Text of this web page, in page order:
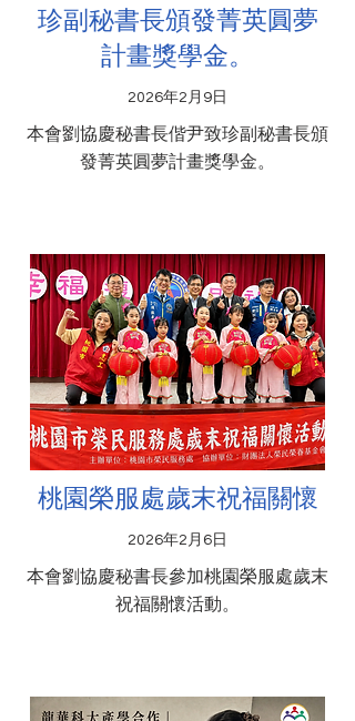
珍副秘書長頒發菁英圓夢
計畫獎學金。
2026年2月9日
本會劉協慶秘書長偕尹致珍副秘書長頒
發菁英圓夢計畫獎學金。
桃園榮服處歲末祝福關懷
2026年2月6日
本會劉協慶秘書長參加桃園榮服處歲末
祝福關懷活動。